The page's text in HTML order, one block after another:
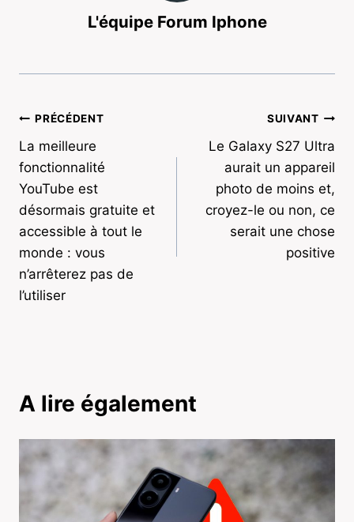
L'équipe Forum Iphone
Navigation
de
l’article
PRÉCÉDENT
La meilleure
fonctionnalité
YouTube est
désormais gratuite et
accessible à tout le
monde : vous
n’arrêterez pas de
l’utiliser
SUIVANT
Le Galaxy S27 Ultra
aurait un appareil
photo de moins et,
croyez-le ou non, ce
serait une chose
positive
A lire également